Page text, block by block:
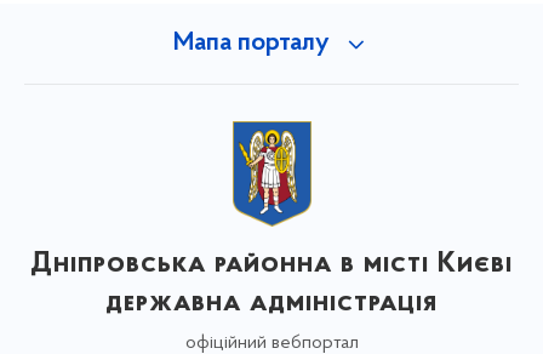
Мапа порталу
Дніпровська районна в місті Києві
державна адміністрація
офіційний вебпортал